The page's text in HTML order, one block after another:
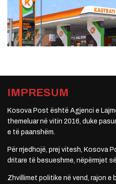
IMPRESUM
Kosova Post është Agjenci e
themeluar në vitin 2016, duke
e të paanshëm.
Për rrjedhojë, prej vitesh, Kosova
dritare të besueshme, nëpërmjet
Zhvillimet politike në vend, rajon e